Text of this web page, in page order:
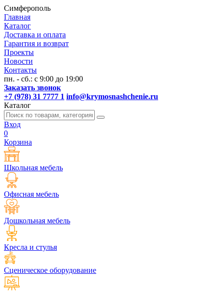
Симферополь
Главная
Каталог
Доставка и оплата
Гарантия и возврат
Проекты
Новости
Контакты
пн. - сб.: с 9:00 до 19:00
Заказать звонок
+7 (978) 31 7777 1 info@krymosnashchenie.ru
Каталог
Вход
0
Корзина
Школьная мебель
Офисная мебель
Дошкольная мебель
Кресла и стулья
Сценическое оборудование